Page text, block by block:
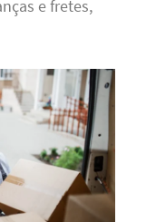
e fretes,